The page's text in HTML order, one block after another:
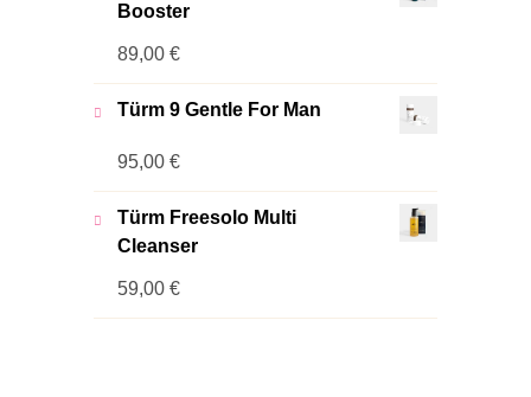
Booster
89,00 €
Türm 9 Gentle For Man
95,00 €
Türm Freesolo Multi
Cleanser
59,00 €